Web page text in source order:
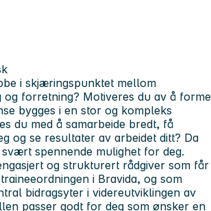
i skjæringspunktet mellom
forretning? Motiveres du av å forme
bygges i en stor og kompleks
du med å samarbeide bredt, få
og se resultater av arbeidet ditt? Da
spennende mulighet for deg.
og strukturert rådgiver som får
i Bravida, og som
bidragsyter i videreutviklingen av
passer godt for deg som ønsker en